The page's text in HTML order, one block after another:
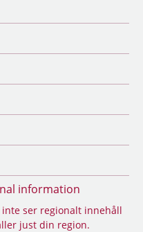
information
ser regionalt innehåll
just din region.